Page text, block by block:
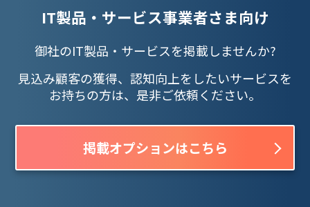
IT製品・サービス事業者さま向け
御社のIT製品・サービスを掲載しませんか?
見込み顧客の獲得、認知向上をしたいサービスを
お持ちの方は、是非ご依頼ください。
掲載オプションはこちら